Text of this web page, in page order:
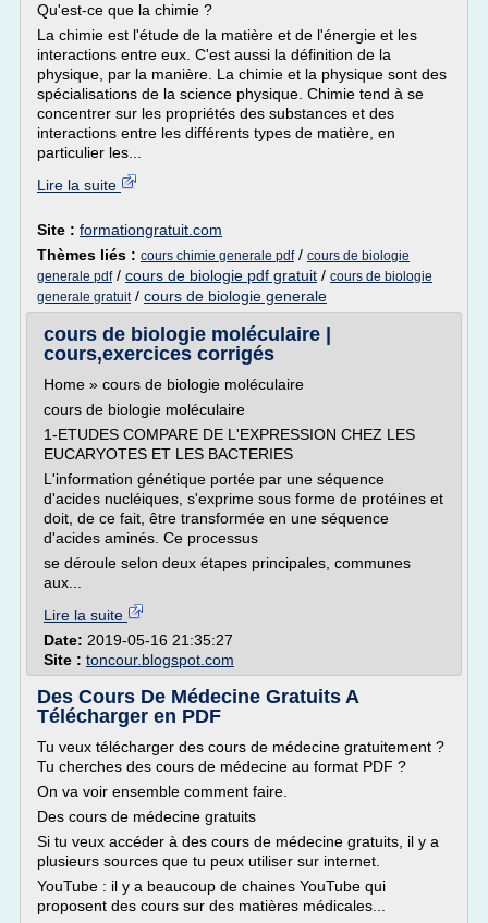
Qu'est-ce que la chimie ?
La chimie est l'étude de la matière et de l'énergie et les
interactions entre eux. C'est aussi la définition de la
physique, par la manière. La chimie et la physique sont des
spécialisations de la science physique. Chimie tend à se
concentrer sur les propriétés des substances et des
interactions entre les différents types de matière, en
particulier les...
Lire la suite
Site : formationgratuit.com
Thèmes liés : cours chimie generale pdf/ cours de biologie
generale pdf/ cours de biologie pdf gratuit / cours de biologie
generale gratuit/ cours de biologie generale
cours de biologie moléculaire |
cours,exercices corrigés
Home » cours de biologie moléculaire
cours de biologie moléculaire
1-ETUDES COMPARE DE L'EXPRESSION CHEZ LES
EUCARYOTES ET LES BACTERIES
L'information génétique portée par une séquence
d'acides nucléiques, s'exprime sous forme de protéines et
doit, de ce fait, être transformée en une séquence
d'acides aminés. Ce processus
se déroule selon deux étapes principales, communes
aux...
Lire la suite
Date: 2019-05-16 21:35:27
Site : toncour.blogspot.com
Des Cours De Médecine Gratuits A
Télécharger en PDF
Tu veux télécharger des cours de médecine gratuitement ?
Tu cherches des cours de médecine au format PDF ?
On va voir ensemble comment faire.
Des cours de médecine gratuits
Si tu veux accéder à des cours de médecine gratuits, il y a
plusieurs sources que tu peux utiliser sur internet.
YouTube : il y a beaucoup de chaines YouTube qui
proposent des cours sur des matières médicales...